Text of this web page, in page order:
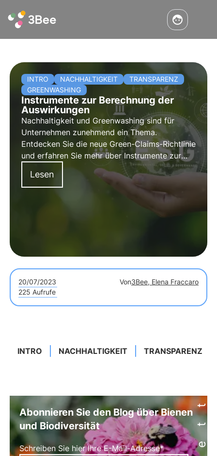
INTRO NACHHALTIGKEIT
TRANSPARENZ
GREENWASHING
Instrumente zur Berechnung der
Auswirkungen
Nachhaltigkeit und Greenwashing sind für
Unternehmen zunehmend ein Thema.
Entdecken Sie die neue Green-Claims-Richtlinie
und erfahren Sie mehr über Instrumente zur
Berechnung der Auswirkungen für die ESG
Berichterstattung, indem Sie den praktischen
Leitfaden von 3Bee herunterladen.
Lesen
20/07/2023 Von3Bee, Elena Fraccaro
225 Aufrufe
INTRO NACHHALTIGKEIT TRANSPARENZ
Abonnieren Sie den Blog über Bienen
und Biodiversität
Schreiben Sie hier Ihre E-Mail-Adresse*